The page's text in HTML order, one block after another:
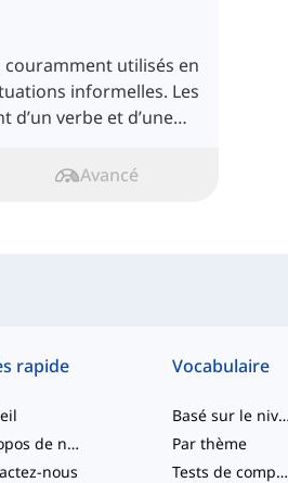
utilisés en
informelles. Les
d’un verbe et d’une
Avancé
rapide
À propos de nous
nous
Vocabulaire
Basé sur le niveau
Par thème
Tests de compétence